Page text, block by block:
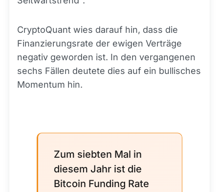
CryptoQuant wies darauf hin, dass die
Finanzierungsrate der ewigen Verträge
negativ geworden ist. In den vergangenen
sechs Fällen deutete dies auf ein bullisches
Momentum hin.
Zum siebten Mal in
diesem Jahr ist die
Bitcoin Funding Rate